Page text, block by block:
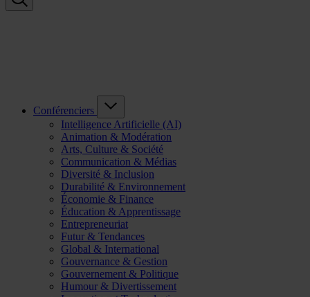
Conférenciers
Intelligence Artificielle (AI)
Animation & Modération
Arts, Culture & Société
Communication & Médias
Diversité & Inclusion
Durabilité & Environnement
Économie & Finance
Éducation & Apprentissage
Entrepreneuriat
Futur & Tendances
Global & International
Gouvernance & Gestion
Gouvernement & Politique
Humour & Divertissement